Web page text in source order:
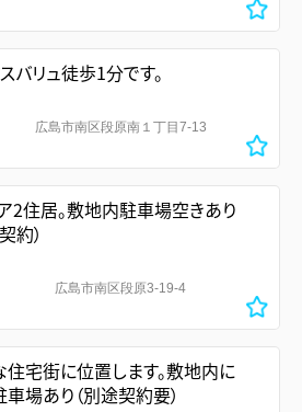
バリュ徒歩1分です。
広島市南区段原南１丁目7-13
2住居。敷地内駐車場空きあり
約）
広島市南区段原3-19-4
住宅街に位置します。敷地内に
場あり（別途契約要）